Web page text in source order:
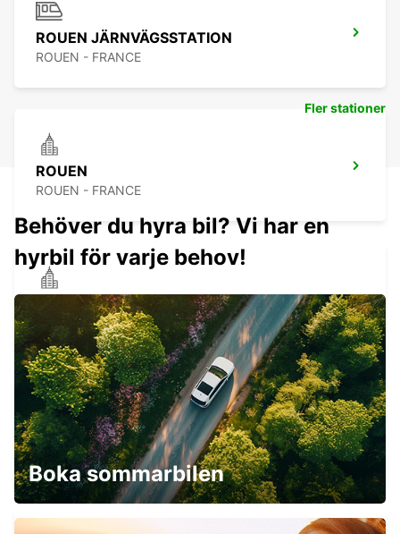
ROUEN JÄRNVÄGSSTATION
ROUEN - FRANCE
ROUEN
ROUEN - FRANCE
ROUEN SOTTEVILLE
SOTTEVILLE LES ROUEN - FRANCE
YVETOT
YVETOT - FRANCE
Fler stationer
Behöver du hyra bil? Vi har en
hyrbil för varje behov!
Boka sommarbilen